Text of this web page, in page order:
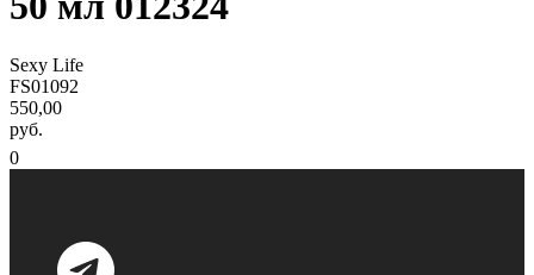
Sexy Life
FS01092
550,00
руб.
0